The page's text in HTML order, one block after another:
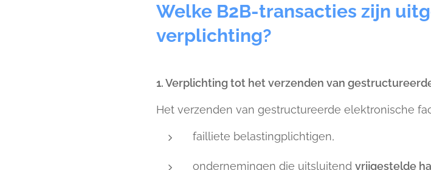
Welke B2B-transacties zijn
verplichting?
1. Verplichting tot het verzenden van
Het verzenden van gestructureerde elektronische
failliete belastingplichtigen,
ondernemingen die uitsluitend vrijgestelde